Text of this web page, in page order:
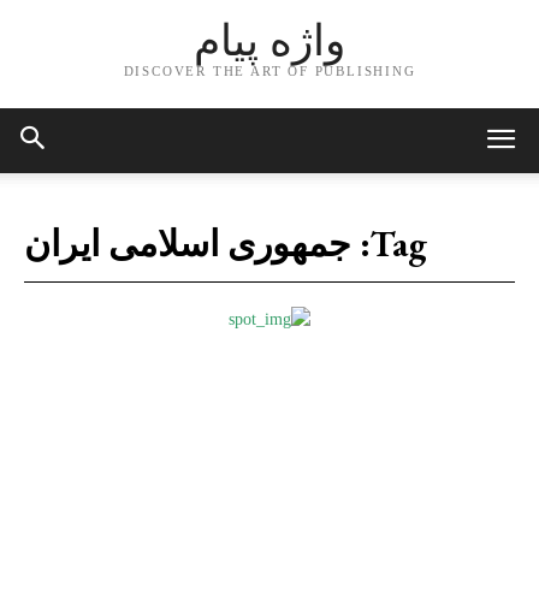
واژه پیام
DISCOVER THE ART OF PUBLISHING
Tag: جمهوری اسلامی ایران